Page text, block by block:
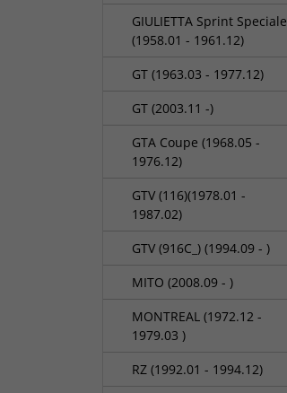
GIULIETTA Sprint Speciale
(1958.01 - 1961.12)
GT (1963.03 - 1977.12)
GT (2003.11 -)
GTA Coupe (1968.05 -
1976.12)
GTV (116)(1978.01 -
1987.02)
GTV (916C_) (1994.09 - )
MITO (2008.09 - )
MONTREAL (1972.12 -
1979.03 )
RZ (1992.01 - 1994.12)